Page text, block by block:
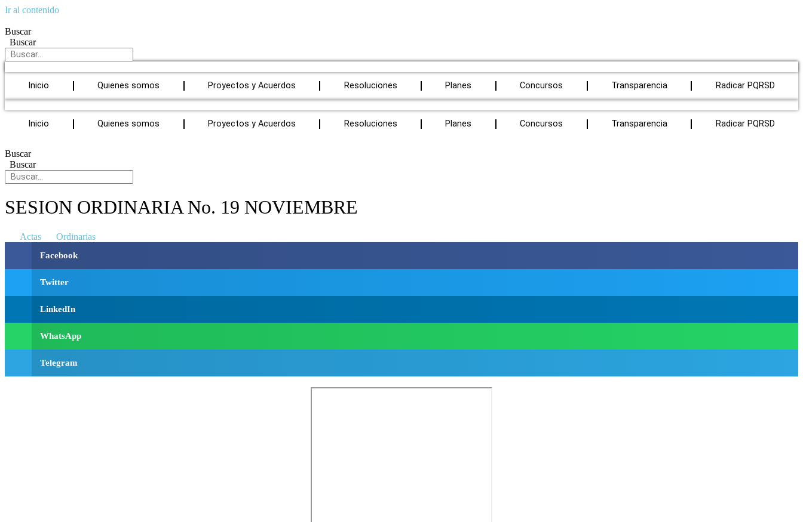
Ir al contenido
Buscar
Buscar
Inicio Quienes somos Proyectos y Acuerdos Resoluciones Planes Concursos Transparencia Radicar PQRSD
Inicio Quienes somos Proyectos y Acuerdos Resoluciones Planes Concursos Transparencia Radicar PQRSD
Buscar
Buscar
SESION ORDINARIA No. 19 NOVIEMBRE
Actas Ordinarias
Facebook
Twitter
LinkedIn
WhatsApp
Telegram